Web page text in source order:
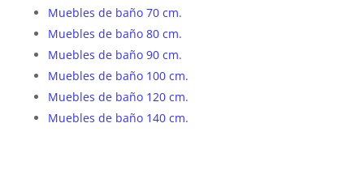
Muebles de baño 70 cm.
Muebles de baño 80 cm.
Muebles de baño 90 cm.
Muebles de baño 100 cm.
Muebles de baño 120 cm.
Muebles de baño 140 cm.